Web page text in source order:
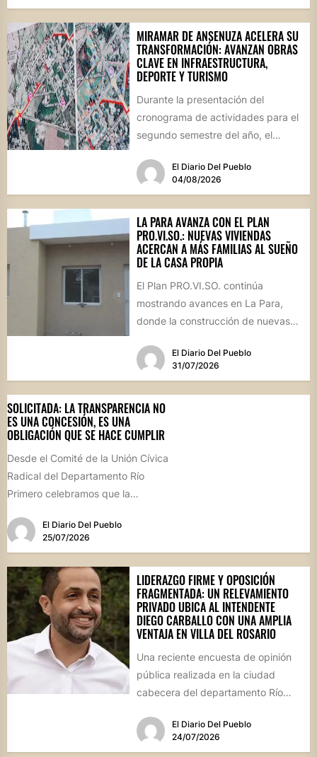
MIRAMAR DE ANSENUZA ACELERA SU
TRANSFORMACIÓN: AVANZAN OBRAS
CLAVE EN INFRAESTRUCTURA,
DEPORTE Y TURISMO
Durante la presentación del
cronograma de actividades para el
segundo semestre del año, el
el estado...El Diario Del Pueblo
04/08/2026
LA PARA AVANZA CON EL PLAN
PRO.VI.SO.: NUEVAS VIVIENDAS
ACERCAN A MÁS FAMILIAS AL SUEÑO
DE LA CASA PROPIA
El Plan PRO.VI.SO. continúa
mostrando avances en La Para,
donde la construcción de nuevas
a...
El Diario Del Pueblo
31/07/2026
SOLICITADA: LA TRANSPARENCIA NO
ES UNA CONCESIÓN, ES UNA
OBLIGACIÓN QUE SE HACE CUMPLIR
Desde el Comité de la Unión Cívica
Radical del Departamento Río
Primero celebramos que la
haya...
El Diario Del Pueblo
25/07/2026
LIDERAZGO FIRME Y OPOSICIÓN
FRAGMENTADA: UN RELEVAMIENTO
PRIVADO UBICA AL INTENDENTE
DIEGO CARBALLO CON UNA AMPLIA
VENTAJA EN VILLA DEL ROSARIO
Una reciente encuesta de opinión
pública realizada en la ciudad
cabecera del departamento Río
mandatario...El Diario Del Pueblo
24/07/2026